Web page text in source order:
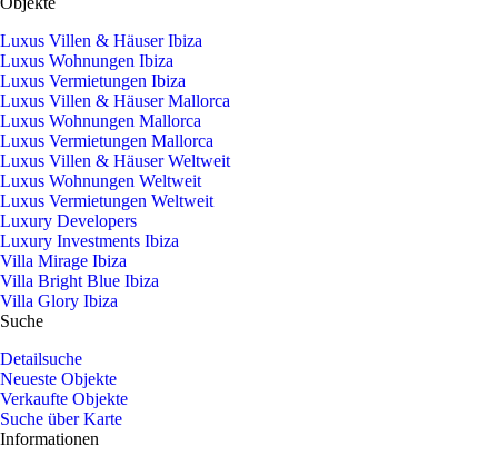
Luxus Villen & Häuser Ibiza
Luxus Wohnungen Ibiza
Luxus Vermietungen Ibiza
Luxus Villen & Häuser Mallorca
Luxus Wohnungen Mallorca
Luxus Vermietungen Mallorca
Luxus Villen & Häuser Weltweit
Luxus Wohnungen Weltweit
Luxus Vermietungen Weltweit
Luxury Developers
Luxury Investments Ibiza
Villa Mirage Ibiza
Villa Bright Blue Ibiza
Villa Glory Ibiza
Suche
Detailsuche
Neueste Objekte
Verkaufte Objekte
Suche über Karte
Informationen